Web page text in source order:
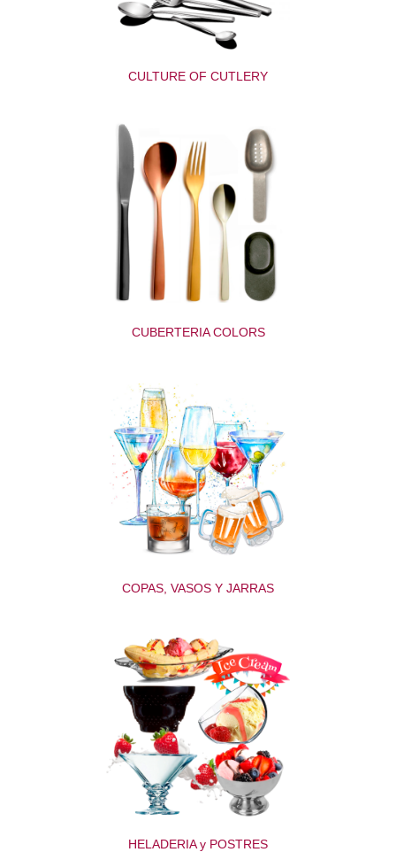
CULTURE OF CUTLERY
CUBERTERIA COLORS
COPAS, VASOS Y JARRAS
HELADERIA y POSTRES